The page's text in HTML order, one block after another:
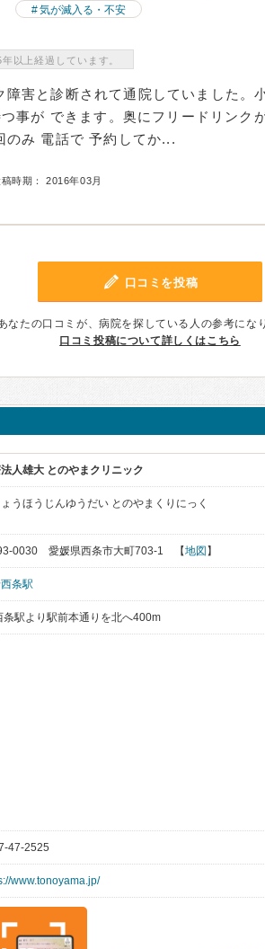
気が滅入る・不安
以上経過しています。
障害と診断されて通院していました。
事が できます。奥にフリードリンク
のみ 電話で 予約してか...
時期： 2016年03月
口コミを投稿
なたの口コミが、病院を探している人の参考にな
口コミ投稿について詳しくはこちら
法人雄大 とのやまクリニック
うほうじんゆうだい とのやまくりにっく
0030 愛媛県西条市大町703-1 【地図 】
条駅
条駅より駅前本通りを北へ400m
47-2525
www.tonoyama.jp/